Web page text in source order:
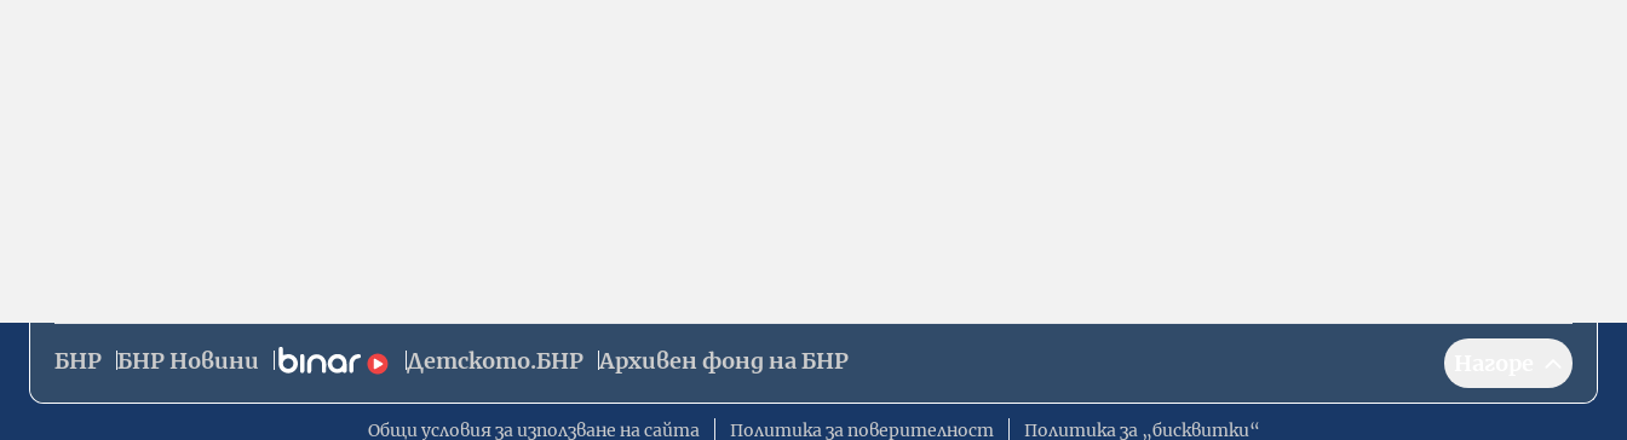
БНР БНР Новини Детското.БНР Архивен фонд на БНР
Общи условия за използване на сайта Политика за поверителност Политика за „бисквитки“